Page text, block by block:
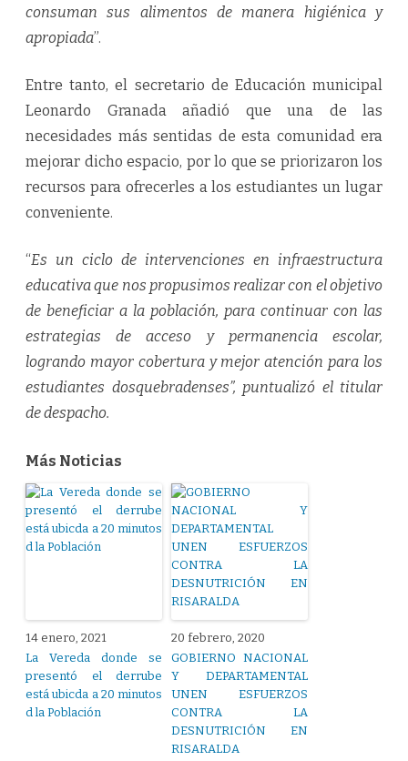
consuman sus alimentos de manera higiénica y
apropiada”.
Entre tanto, el secretario de Educación municipal
Leonardo Granada añadió que una de las
necesidades más sentidas de esta comunidad era
mejorar dicho espacio, por lo que se priorizaron los
recursos para ofrecerles a los estudiantes un lugar
conveniente.
“Es un ciclo de intervenciones en infraestructura
educativa que nos propusimos realizar con el objetivo
de beneficiar a la población, para continuar con las
estrategias de acceso y permanencia escolar,
logrando mayor cobertura y mejor atención para los
estudiantes dosquebradenses”, puntualizó el titular
de despacho.
Más Noticias
14 enero, 2021
La Vereda donde se
presentó el derrube
está ubicda a 20 minutos
d la Población
20 febrero, 2020
GOBIERNO NACIONAL
Y DEPARTAMENTAL
UNEN ESFUERZOS
CONTRA LA
DESNUTRICIÓN EN
RISARALDA